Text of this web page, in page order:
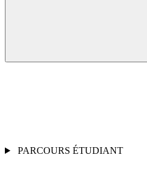
PARCOURS ÉTUDIANT